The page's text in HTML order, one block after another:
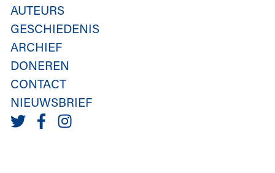
AUTEURS
GESCHIEDENIS
ARCHIEF
DONEREN
CONTACT
NIEUWSBRIEF